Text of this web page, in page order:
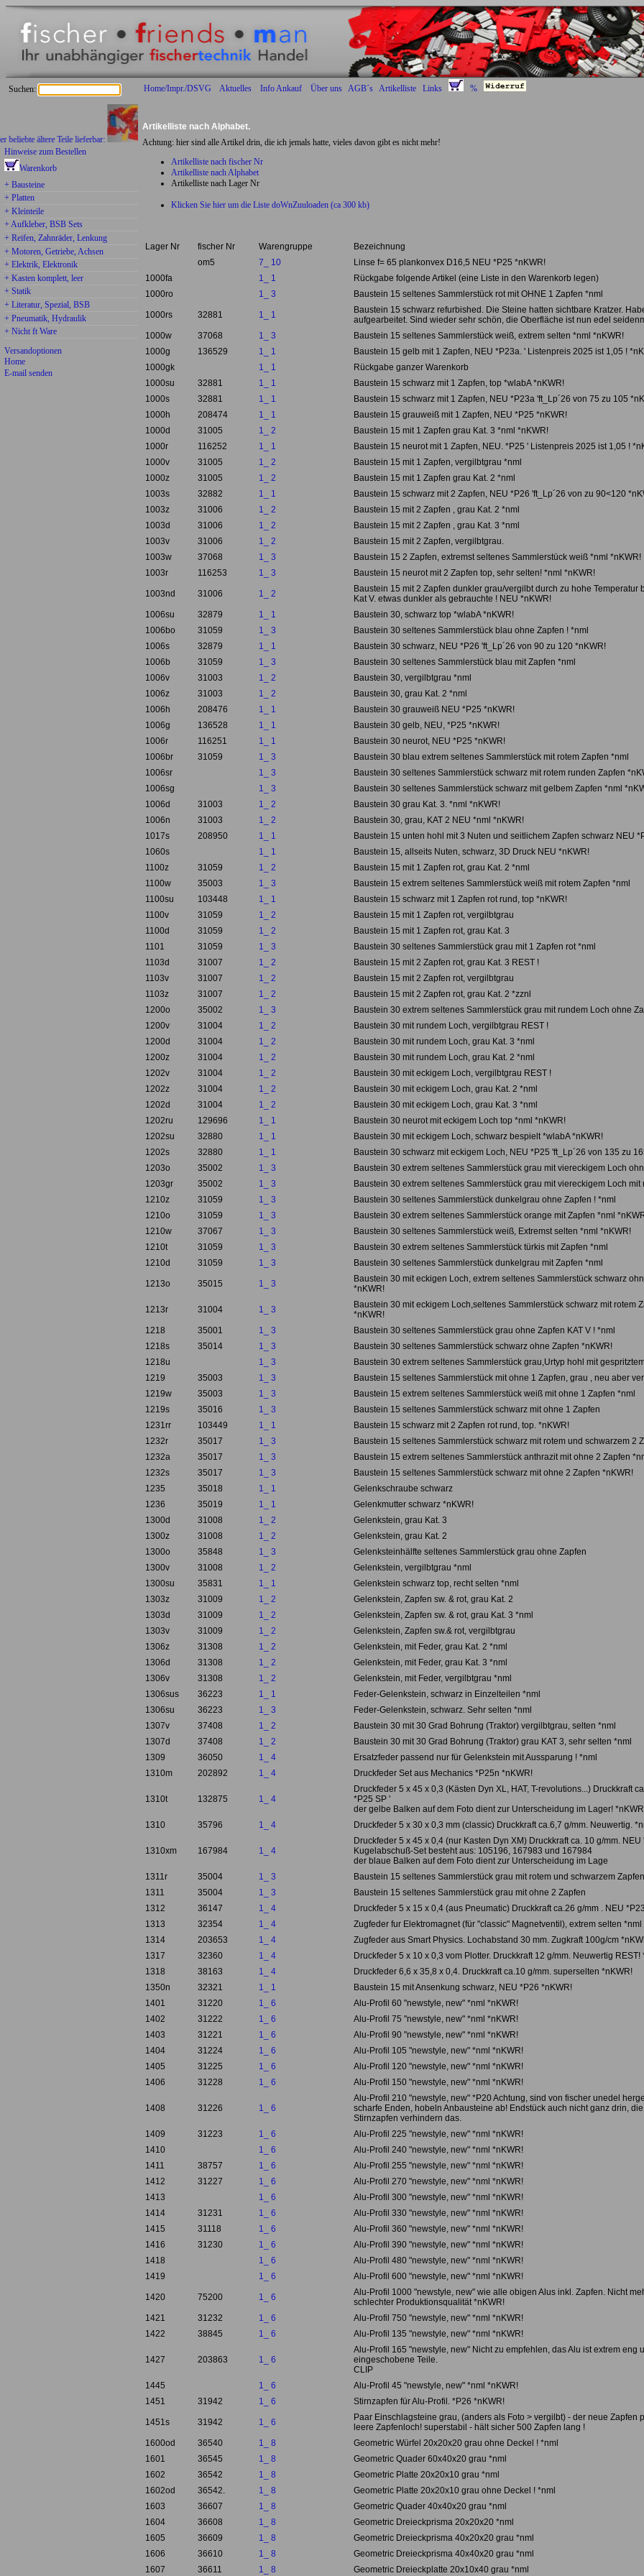
Home/Impr./DSVG Aktuelles Info Ankauf Über uns AGB´s Artikelliste Links %
Suchen:
ältere Teile lieferbar:
Hinweise zum Bestellen
Warenkorb
+ Bausteine
+ Platten
+ Kleinteile
+ Aufkleber, BSB Sets
+ Reifen, Zahnräder, Lenkung
+ Motoren, Getriebe, Achsen
+ Elektrik, Elektronik
+ Kasten komplett, leer
+ Statik
+ Literatur, Spezial, BSB
+ Pneumatik, Hydraulik
+ Nicht ft Ware
Versandoptionen
Home
E-mail senden
Artikelliste nach Alphabet.
Achtung: hier sind alle Artikel drin, die ich jemals hatte, vieles davon gibt es nicht mehr!
Artikelliste nach fischer Nr
Artikelliste nach Alphabet
Artikelliste nach Lager Nr
Klicken Sie hier um die Liste doWnZuuloaden (ca 300 kb)
Lager Nr fischer Nr Warengruppe
Bezeichnung
om5
7_ 10
Linse f= 65 plankonvex D16,5 NEU *P25 *nKWR!
1000fa
1_ 1
Rückgabe folgende Artikel (eine Liste in den Warenkorb legen)
1000ro
1_ 3 Baustein 15 seltenes Sammlerstück rot mit OHNE 1 Zapfen *nml
1000rs 32881 1_ 1
Baustein 15 schwarz refurbished. Die Steine hatten sichtbare Kratzer.
aufgearbeitet. Sind wieder sehr schön, die Oberfläche ist nun edel
1000w
37068 1_ 3
Baustein 15 seltenes Sammlerstück weiß, extrem selten *nml *nKWR!
1000g
136529 1_ 1
Baustein 15 gelb mit 1 Zapfen, NEU *P23a. ' Listenpreis 2025 ist 1,05 !
1000gk
1_ 1
Rückgabe ganzer Warenkorb
1000su
32881 1_ 1
Baustein 15 schwarz mit 1 Zapfen, top *wlabA *nKWR!
1000s
32881 1_ 1
Baustein 15 schwarz mit 1 Zapfen, NEU *P23a 'ft_Lp´26 von 75 zu 105
1000h
208474 1_ 1
Baustein 15 grauweiß mit 1 Zapfen, NEU *P25 *nKWR!
1000d
31005 1_ 2
Baustein 15 mit 1 Zapfen grau Kat. 3 *nml *nKWR!
1000r
116252 1_ 1
Baustein 15 neurot mit 1 Zapfen, NEU. *P25 ' Listenpreis 2025 ist 1,05 !
1000v
31005 1_ 2
Baustein 15 mit 1 Zapfen, vergilbtgrau *nml
1000z
31005 1_ 2
Baustein 15 mit 1 Zapfen grau Kat. 2 *nml
1003s
32882 1_ 1
Baustein 15 schwarz mit 2 Zapfen, NEU *P26 'ft_Lp´26 von zu 90<120
1003z
31006 1_ 2
Baustein 15 mit 2 Zapfen , grau Kat. 2 *nml
1003d
31006 1_ 2
Baustein 15 mit 2 Zapfen , grau Kat. 3 *nml
1003v
31006 1_ 2
Baustein 15 mit 2 Zapfen, vergilbtgrau.
1003w
37068 1_ 3
Baustein 15 2 Zapfen, extremst seltenes Sammlerstück weiß *nml *nKWR!
1003r
116253 1_ 3 Baustein 15 neurot mit 2 Zapfen top, sehr selten! *nml *nKWR!
1003nd 31006 1_ 2
Baustein 15 mit 2 Zapfen dunkler grau/vergilbt durch zu hohe Temperatur
Kat V. etwas dunkler als gebrauchte ! NEU *nKWR!
1006su
32879 1_ 1
Baustein 30, schwarz top *wlabA *nKWR!
1006bo
31059 1_ 3
Baustein 30 seltenes Sammlerstück blau ohne Zapfen ! *nml
1006s
32879 1_ 1
Baustein 30 schwarz, NEU *P26 'ft_Lp´26 von 90 zu 120 *nKWR!
1006b
31059 1_ 3
Baustein 30 seltenes Sammlerstück blau mit Zapfen *nml
1006v
31003 1_ 2
Baustein 30, vergilbtgrau *nml
1006z
31003 1_ 2
Baustein 30, grau Kat. 2 *nml
1006h
208476 1_ 1
Baustein 30 grauweiß NEU *P25 *nKWR!
1006g
136528 1_ 1
Baustein 30 gelb, NEU, *P25 *nKWR!
1006r
116251 1_ 1
Baustein 30 neurot, NEU *P25 *nKWR!
1006br
31059 1_ 3
Baustein 30 blau extrem seltenes Sammlerstück mit rotem Zapfen *nml
1006sr
1_ 3
Baustein 30 seltenes Sammlerstück schwarz mit rotem runden Zapfen
1006sg
1_ 3
Baustein 30 seltenes Sammlerstück schwarz mit gelbem Zapfen *nml
1006d
31003 1_ 2
Baustein 30 grau Kat. 3. *nml *nKWR!
1006n
31003 1_ 2
Baustein 30, grau, KAT 2 NEU *nml *nKWR!
1017s
208950 1_ 1
Baustein 15 unten hohl mit 3 Nuten und seitlichem Zapfen schwarz NEU
1060s
1_ 1
Baustein 15, allseits Nuten, schwarz, 3D Druck NEU *nKWR!
1100z
31059 1_ 2
Baustein 15 mit 1 Zapfen rot, grau Kat. 2 *nml
1100w
35003 1_ 3
Baustein 15 extrem seltenes Sammlerstück weiß mit rotem Zapfen *nml
1100su
103448 1_ 1
Baustein 15 schwarz mit 1 Zapfen rot rund, top *nKWR!
1100v
31059 1_ 2
Baustein 15 mit 1 Zapfen rot, vergilbtgrau
1100d
31059 1_ 2
Baustein 15 mit 1 Zapfen rot, grau Kat. 3
1101
31059 1_ 3
Baustein 30 seltenes Sammlerstück grau mit 1 Zapfen rot *nml
1103d
31007 1_ 2
Baustein 15 mit 2 Zapfen rot, grau Kat. 3 REST !
1103v
31007 1_ 2
Baustein 15 mit 2 Zapfen rot, vergilbtgrau
1103z
31007 1_ 2
Baustein 15 mit 2 Zapfen rot, grau Kat. 2 *zznl
1200o
35002 1_ 3
Baustein 30 extrem seltenes Sammlerstück grau mit rundem Loch ohne
1200v
31004 1_ 2
Baustein 30 mit rundem Loch, vergilbtgrau REST !
1200d
31004 1_ 2
Baustein 30 mit rundem Loch, grau Kat. 3 *nml
1200z
31004 1_ 2
Baustein 30 mit rundem Loch, grau Kat. 2 *nml
1202v
31004 1_ 2
Baustein 30 mit eckigem Loch, vergilbtgrau REST !
1202z
31004 1_ 2
Baustein 30 mit eckigem Loch, grau Kat. 2 *nml
1202d
31004 1_ 2
Baustein 30 mit eckigem Loch, grau Kat. 3 *nml
1202ru
129696 1_ 1
Baustein 30 neurot mit eckigem Loch top *nml *nKWR!
1202su
32880 1_ 1
Baustein 30 mit eckigem Loch, schwarz bespielt *wlabA *nKWR!
1202s
32880 1_ 1
Baustein 30 schwarz mit eckigem Loch, NEU *P25 'ft_Lp´26 von 135 zu
1203o
35002 1_ 3
Baustein 30 extrem seltenes Sammlerstück grau mit viereckigem Loch
1203gr
35002 1_ 3
Baustein 30 extrem seltenes Sammlerstück grau mit viereckigem Loch mit
1210z
31059 1_ 3
Baustein 30 seltenes Sammlerstück dunkelgrau ohne Zapfen ! *nml
1210o
31059 1_ 3
Baustein 30 extrem seltenes Sammlerstück orange mit Zapfen *nml
1210w
37067 1_ 3
Baustein 30 seltenes Sammlerstück weiß, Extremst selten *nml *nKWR!
1210t
31059 1_ 3
Baustein 30 extrem seltenes Sammlerstück türkis mit Zapfen *nml
1210d
31059 1_ 3 Baustein 30 seltenes Sammlerstück dunkelgrau mit Zapfen *nml
1213o 35015 1_ 3
Baustein 30 mit eckigen Loch, extrem seltenes Sammlerstück schwarz
*nKWR!
1213r 31004 1_ 3
Baustein 30 mit eckigem Loch,seltenes Sammlerstück schwarz mit rotem
*nKWR!
1218
35001 1_ 3
Baustein 30 seltenes Sammlerstück grau ohne Zapfen KAT V ! *nml
1218s
35014 1_ 3
Baustein 30 seltenes Sammlerstück schwarz ohne Zapfen *nKWR!
1218u
1_ 3
Baustein 30 extrem seltenes Sammlerstück grau,Urtyp hohl mit
1219
35003 1_ 3
Baustein 15 seltenes Sammlerstück mit ohne 1 Zapfen, grau , neu aber
1219w
35003 1_ 3
Baustein 15 extrem seltenes Sammlerstück weiß mit ohne 1 Zapfen *nml
1219s
35016 1_ 3
Baustein 15 seltenes Sammlerstück schwarz mit ohne 1 Zapfen
1231rr
103449 1_ 1
Baustein 15 schwarz mit 2 Zapfen rot rund, top. *nKWR!
1232r
35017 1_ 3
Baustein 15 seltenes Sammlerstück schwarz mit rotem und schwarzem 2
1232a
35017 1_ 3
Baustein 15 extrem seltenes Sammlerstück anthrazit mit ohne 2 Zapfen
1232s
35017 1_ 3
Baustein 15 seltenes Sammlerstück schwarz mit ohne 2 Zapfen *nKWR!
1235
35018 1_ 1
Gelenkschraube schwarz
1236
35019 1_ 1
Gelenkmutter schwarz *nKWR!
1300d
31008 1_ 2
Gelenkstein, grau Kat. 3
1300z
31008 1_ 2
Gelenkstein, grau Kat. 2
1300o
35848 1_ 3
Gelenksteinhälfte seltenes Sammlerstück grau ohne Zapfen
1300v
31008 1_ 2
Gelenkstein, vergilbtgrau *nml
1300su
35831 1_ 1
Gelenkstein schwarz top, recht selten *nml
1303z
31009 1_ 2
Gelenkstein, Zapfen sw. & rot, grau Kat. 2
1303d
31009 1_ 2
Gelenkstein, Zapfen sw. & rot, grau Kat. 3 *nml
1303v
31009 1_ 2
Gelenkstein, Zapfen sw.& rot, vergilbtgrau
1306z
31308 1_ 2
Gelenkstein, mit Feder, grau Kat. 2 *nml
1306d
31308 1_ 2
Gelenkstein, mit Feder, grau Kat. 3 *nml
1306v
31308 1_ 2
Gelenkstein, mit Feder, vergilbtgrau *nml
1306sus
36223 1_ 1
Feder-Gelenkstein, schwarz in Einzelteilen *nml
1306su
36223 1_ 3
Feder-Gelenkstein, schwarz. Sehr selten *nml
1307v
37408 1_ 2
Baustein 30 mit 30 Grad Bohrung (Traktor) vergilbtgrau, selten *nml
1307d
37408 1_ 2
Baustein 30 mit 30 Grad Bohrung (Traktor) grau KAT 3, sehr selten *nml
1309
36050 1_ 4
Ersatzfeder passend nur für Gelenkstein mit Aussparung ! *nml
1310m
202892 1_ 4 Druckfeder Set aus Mechanics *P25n *nKWR!
1310t 132875 1_ 4
Druckfeder 5 x 45 x 0,3 (Kästen Dyn XL, HAT, T-revolutions...) Druckkraft
*P25 SP '
der gelbe Balken auf dem Foto dient zur Unterscheidung im Lager!
1310
35796 1_ 4 Druckfeder 5 x 30 x 0,3 mm (classic) Druckkraft ca.6,7 g/mm. Neuwertig.
1310xm 167984 1_ 4
Druckfeder 5 x 45 x 0,4 (nur Kasten Dyn XM) Druckkraft ca. 10 g/mm. NEU '
Kugelabschuß-Set besteht aus: 105196, 167983 und 167984
der blaue Balken auf dem Foto dient zur Unterscheidung im Lage
1311r
35004 1_ 3
Baustein 15 seltenes Sammlerstück grau mit rotem und schwarzem Zapfen
1311
35004 1_ 3
Baustein 15 seltenes Sammlerstück grau mit ohne 2 Zapfen
1312
36147 1_ 4
Druckfeder 5 x 15 x 0,4 (aus Pneumatic) Druckkraft ca.26 g/mm . NEU
1313
32354 1_ 4
Zugfeder fur Elektromagnet (für "classic" Magnetventil), extrem selten *nml
1314
203653 1_ 4
Zugfeder aus Smart Physics. Lochabstand 30 mm. Zugkraft 100g/cm
1317
32360 1_ 4
Druckfeder 5 x 10 x 0,3 vom Plotter. Druckkraft 12 g/mm. Neuwertig REST!
1318
38163 1_ 4
Druckfeder 6,6 x 35,8 x 0,4. Druckkraft ca.10 g/mm. superselten *nKWR!
1350n
32321 1_ 1
Baustein 15 mit Ansenkung schwarz, NEU *P26 *nKWR!
1401
31220 1_ 6
Alu-Profil 60 "newstyle, new" *nml *nKWR!
1402
31222 1_ 6
Alu-Profil 75 "newstyle, new" *nml *nKWR!
1403
31221 1_ 6
Alu-Profil 90 "newstyle, new" *nml *nKWR!
1404
31224 1_ 6
Alu-Profil 105 "newstyle, new" *nml *nKWR!
1405
31225 1_ 6
Alu-Profil 120 "newstyle, new" *nml *nKWR!
1406
31228 1_ 6 Alu-Profil 150 "newstyle, new" *nml *nKWR!
1408 31226 1_ 6
Alu-Profil 210 "newstyle, new" *P20 Achtung, sind von fischer unedel
scharfe Enden, hobeln Anbausteine ab! Endstück auch nicht ganz drin,
Stirnzapfen verhindern das.
1409
31223 1_ 6
Alu-Profil 225 "newstyle, new" *nml *nKWR!
1410
1_ 6
Alu-Profil 240 "newstyle, new" *nml *nKWR!
1411
38757 1_ 6
Alu-Profil 255 "newstyle, new" *nml *nKWR!
1412
31227 1_ 6
Alu-Profil 270 "newstyle, new" *nml *nKWR!
1413
1_ 6
Alu-Profil 300 "newstyle, new" *nml *nKWR!
1414
31231 1_ 6
Alu-Profil 330 "newstyle, new" *nml *nKWR!
1415
31118 1_ 6
Alu-Profil 360 "newstyle, new" *nml *nKWR!
1416
31230 1_ 6
Alu-Profil 390 "newstyle, new" *nml *nKWR!
1418
1_ 6
Alu-Profil 480 "newstyle, new" *nml *nKWR!
1419
1_ 6 Alu-Profil 600 "newstyle, new" *nml *nKWR!
1420 75200 1_ 6
Alu-Profil 1000 "newstyle, new" wie alle obigen Alus inkl. Zapfen. Nicht
schlechter Produktionsqualität *nKWR!
1421
31232 1_ 6
Alu-Profil 750 "newstyle, new" *nml *nKWR!
1422
38845 1_ 6 Alu-Profil 135 "newstyle, new" *nml *nKWR!
1427 203863 1_ 6
Alu-Profil 165 "newstyle, new" Nicht zu empfehlen, das Alu ist extrem eng
eingeschobene Teile.
CLIP
1445
1_ 6
Alu-Profil 45 "newstyle, new" *nml *nKWR!
1451
31942 1_ 6 Stirnzapfen für Alu-Profil. *P26 *nKWR!
1451s 31942 1_ 6
Paar Einschlagsteine grau, (anders als Foto > vergilbt) - der neue Zapfen
leere Zapfenloch! superstabil - hält sicher 500 Zapfen lang !
1600od
36540 1_ 8
Geometric Würfel 20x20x20 grau ohne Deckel ! *nml
1601
36545 1_ 8
Geometric Quader 60x40x20 grau *nml
1602
36542 1_ 8
Geometric Platte 20x20x10 grau *nml
1602od
36542. 1_ 8
Geometric Platte 20x20x10 grau ohne Deckel ! *nml
1603
36607 1_ 8
Geometric Quader 40x40x20 grau *nml
1604
36608 1_ 8
Geometric Dreieckprisma 20x20x20 *nml
1605
36609 1_ 8
Geometric Dreieckprisma 40x20x20 grau *nml
1606
36610 1_ 8
Geometric Dreieckprisma 40x40x20 grau *nml
1607
36611 1_ 8 Geometric Dreieckplatte 20x10x40 grau *nml